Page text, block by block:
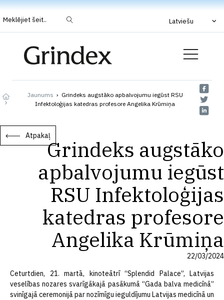
Meklējiet šeit.. Latviešu
Jaunums › Grindeks augstāko apbalvojumu iegūst RSU
Infektoloģijas katedras profesore Angelika Krūmiņa
Atpakaļ
Grindeks augstāko
apbalvojumu iegūst
RSU Infektoloģijas
katedras profesore
Angelika Krūmiņa
22/03/2024
Ceturtdien, 21. martā, kinoteātrī “Splendid Palace”, Latvijas
veselības nozares svarīgākajā pasākumā “Gada balva medicīnā”
svinīgajā ceremonijā par nozīmīgu ieguldījumu Latvijas medicīnā un